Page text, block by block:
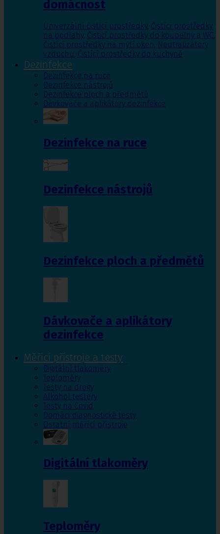
domácnost
Univerzální čistící prostředky, Čistící prostředky
na podlahy, Čisticí prostředky do koupelny a WC,
Čistící prostředky na mytí oken, Neutralizátory
vzduchu, Čistící prostředky do kuchyně
Dezinfekce
Dezinfekce na ruce
Dezinfekce nástrojů
Dezinfekce ploch a předmětů
Dávkovače a aplikátory dezinfekce
Dezinfekce na ruce
Dezinfekce nástrojů
Dezinfekce ploch a předmětů
Dávkovače a aplikátory
dezinfekce
Měřící přístroje a testy
Digitální tlakoměry
Teploměry
Testy na drogy
Alkohol testery
Testy na Covid
Domácí diagnostické testy
Ostatní měřící přístroje
Digitální tlakoměry
Teploměry